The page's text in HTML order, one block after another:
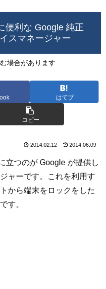
便利な Google 純正
スマネージャー
場合があります
はてブ
コピー
2014.02.12 2014.06.09
立つのが Google が提供し
ャーです。これを利用す
から端末をロックをした
す。